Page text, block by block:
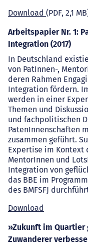
Download (PDF, 2,1
Arbeitspapier Nr. 1:
Integration (2017)
In Deutschland
von PatInnen-,
deren Rahmen
Integration fördern.
werden in einer
Themen und
und fachpolitischen
PatenInnenschaften
zusammen geführt.
Expertise im Kontext
MentorInnen und
Integration von
das BBE im
des BMFSFJ
Download
»Zukunft im
Zuwanderer